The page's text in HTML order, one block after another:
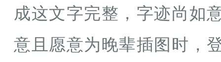
成这文字完整，字迹尚如
意且愿意为晚辈插图时，